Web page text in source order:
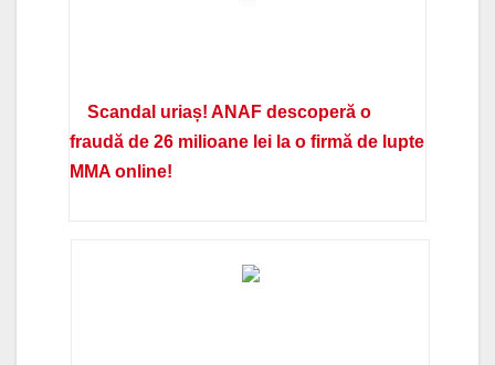
Scandal uriaș! ANAF descoperă o
fraudă de 26 milioane lei la o firmă de lupte
MMA online!